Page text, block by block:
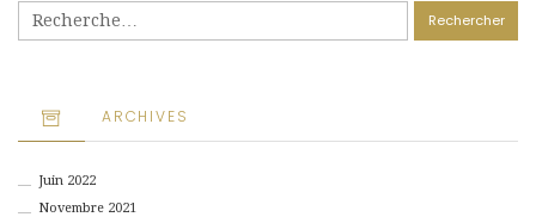
Rechercher :
ARCHIVES
Juin 2022
Novembre 2021